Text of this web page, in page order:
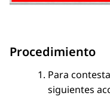
Procedimiento
Para
siguientes